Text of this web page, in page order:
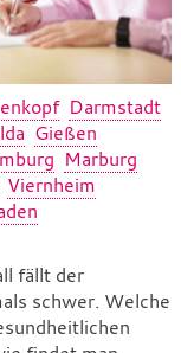
Darmstadt
Gießen
Marburg
Viernheim
fällt der
schwer. Welche